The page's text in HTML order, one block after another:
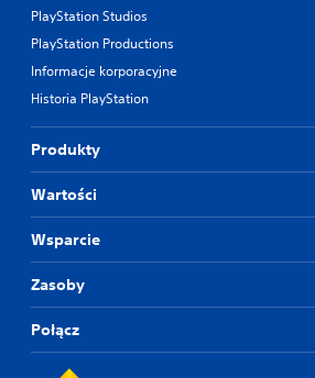
PlayStation Studios
PlayStation Productions
Informacje korporacyjne
Historia PlayStation
Produkty
Wartości
Wsparcie
Zasoby
Połącz